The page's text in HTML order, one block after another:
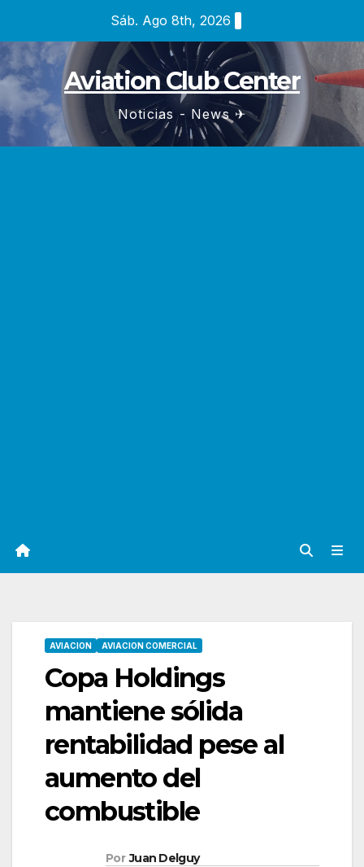
contenido
Sáb. Ago 8th, 2026
Aviation Club Center
Noticias - News ✈
AVIACION AVIACION COMERCIAL
Copa Holdings
mantiene sólida
rentabilidad pese al
aumento del
combustible
Por Juan Delguy